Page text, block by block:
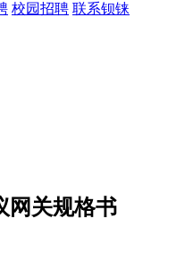
校园招聘 联系钡铼
网关规格书